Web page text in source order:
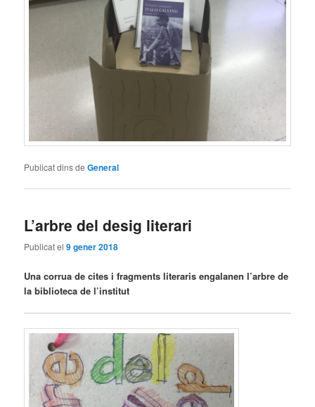
Publicat dins de General
L’arbre del desig literari
Publicat el9 gener 2018
Una corrua de cites i fragments literaris engalanen l’arbre de
la biblioteca de l’institut